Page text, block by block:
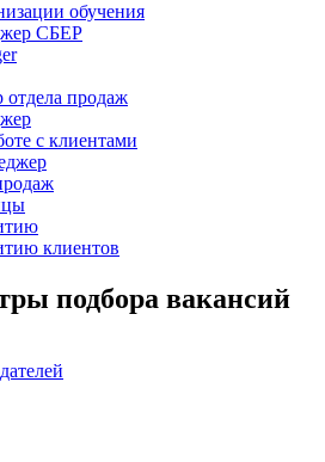
обучения
СБЕР
продаж
с клиентами
клиентов
подбора вакансий